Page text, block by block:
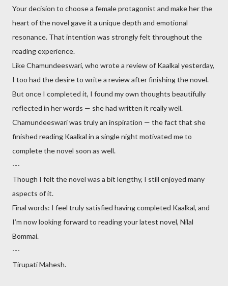
Your decision to choose a female protagonist and make her the
heart of the novel gave it a unique depth and emotional
resonance. That intention was strongly felt throughout the
reading experience.
Like Chamundeeswari, who wrote a review of Kaalkal yesterday,
I too had the desire to write a review after finishing the novel.
But once I completed it, I found my own thoughts beautifully
reflected in her words — she had written it really well.
Chamundeeswari was truly an inspiration — the fact that she
finished reading Kaalkal in a single night motivated me to
complete the novel soon as well.
---
Though I felt the novel was a bit lengthy, I still enjoyed many
aspects of it.
Final words: I feel truly satisfied having completed Kaalkal, and
I’m now looking forward to reading your latest novel, Nilal
Bommai.
---
Tirupati Mahesh.